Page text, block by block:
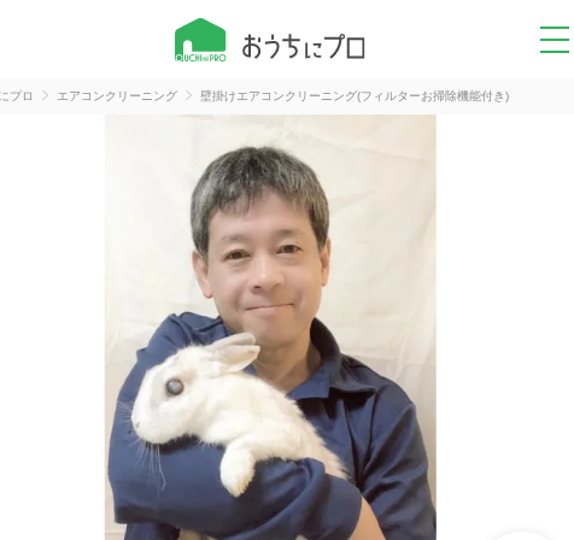
プロ エアコンクリーニング 壁掛けエアコンクリーニング(フィルターお掃除機能付き)